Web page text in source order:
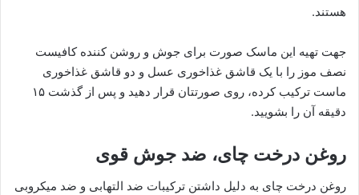
هستند.
جهت تهیه این ماسک صورت برای جوش و روشن کننده کافیست
نصف موز را با یک قاشق غذاخوری عسل و دو قاشق غذاخوری
ماست ترکیب کرده، روی صورتتان قرار دهید و پس از گذشت ۱۵
دقیقه آن را بشویید.
روغن درخت چای، ضد جوش قوی
روغن درخت چای به دلیل داشتن ترکیبات ضد التهابی و ضد میکروبی